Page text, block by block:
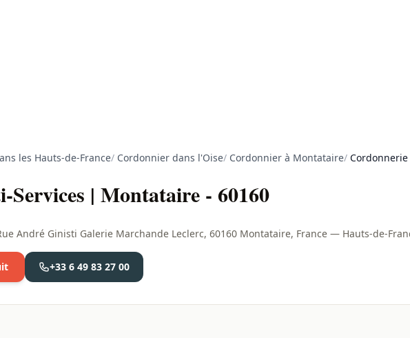
les Hauts-de-France/ Cordonnier dans l'Oise/ Cordonnier à Montataire/
| Montataire - 60160
André Ginisti Galerie Marchande Leclerc, 60160 Montataire, France — Hauts-de-
+33 6 49 83 27 00